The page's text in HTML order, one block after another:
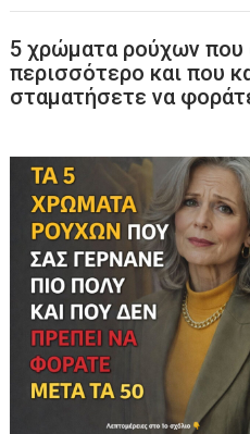
5 χρώματα ρούχων που
περισσότερο και που
σταματήσετε να